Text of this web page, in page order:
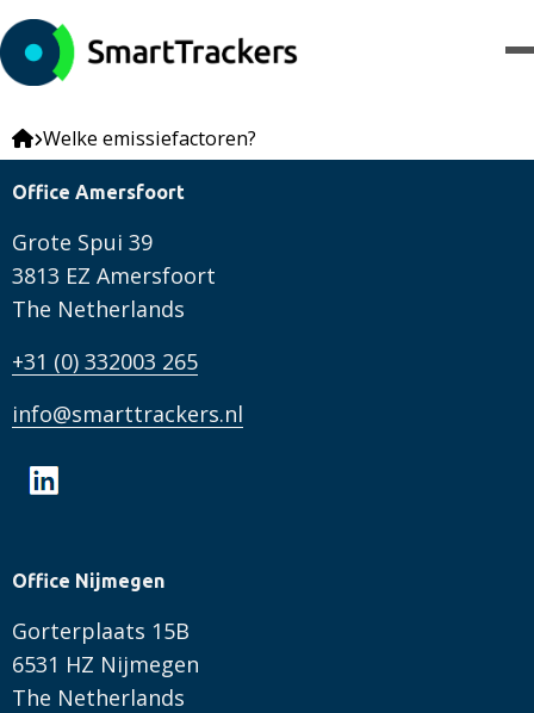
Welke emissiefactoren?
Office Amersfoort
Grote Spui 39
3813 EZ Amersfoort
The Netherlands
+31 (0) 332003 265
info@smarttrackers.nl
Office Nijmegen
Gorterplaats 15B
6531 HZ Nijmegen
The Netherlands